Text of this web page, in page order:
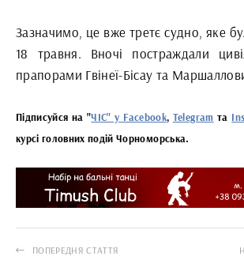
Зазначимо, це вже третє судно, яке
18 травня. Вночі постраждали
прапорами Гвінеї-Бісау та
Підписуйся на "ЧІС" у Facebook, Telegram та
курсі головних подій Чорноморська.
ПОПЕРЕДНЯ СТАТТЯ